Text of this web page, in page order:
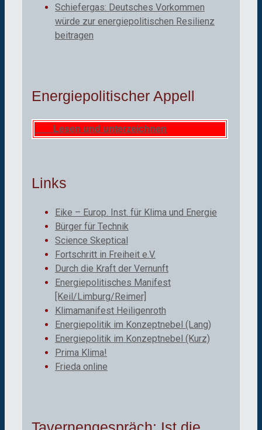
Schiefergas: Deutsches Vorkommen
würde zur energiepolitischen Resilienz
beitragen
Energiepolitischer Appell
Lesen und unterzeichnen
Links
Eike – Europ. Inst. für Klima und Energie
Bürger für Technik
Science Skeptical
Fortschritt in Freiheit e.V.
Durch die Kraft der Vernunft
Energiepolitisches Manifest
[Keil/Limburg/Reimer]
Klimamanifest Heiligenroth
Energiepolitik im Konzeptnebel (Lang)
Energiepolitik im Konzeptnebel (Kurz)
Prima Klima!
Frieda online